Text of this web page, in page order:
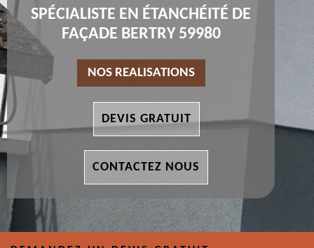
SPÉCIALISTE EN ÉTANCHÉITÉ DE
FAÇADE BERTRY 59980
NOS REALISATIONS
DEVIS GRATUIT
CONTACTEZ NOUS